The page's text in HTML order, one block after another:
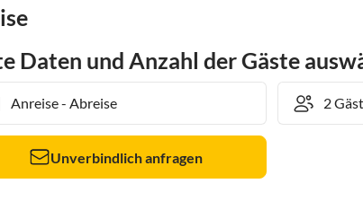
Daten und Anzahl der Gäste
Anreise- Abreise
Unverbindlich anfragen